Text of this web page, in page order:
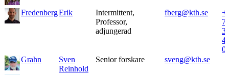
FredenbergErik
Intermittent,
Professor,
adjungerad
fberg@kth.se
Grahn
Sven
Reinhold
Senior forskare sveng@kth.se